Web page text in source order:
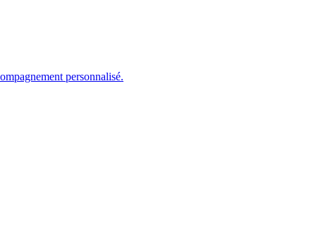
personnalisé.